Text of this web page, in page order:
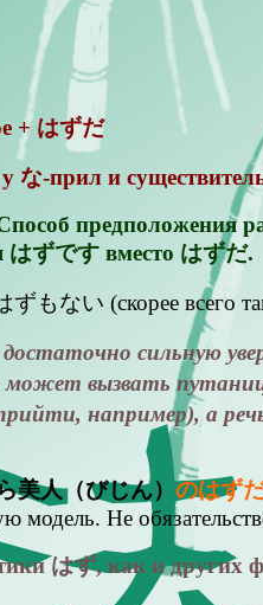
+ はずだ
な-прил и
предположения
ずです вместо はずだ.
もない (скорее всего
сильную
может вызвать
например), а
美人（びじん）のはず
модель. Не
はず, как и